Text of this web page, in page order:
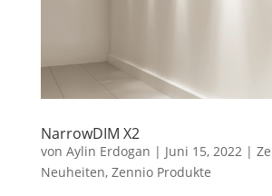
NarrowDIM X2
von Aylin Erdogan | Juni 15, 2022|
Neuheiten, Zennio Produkte